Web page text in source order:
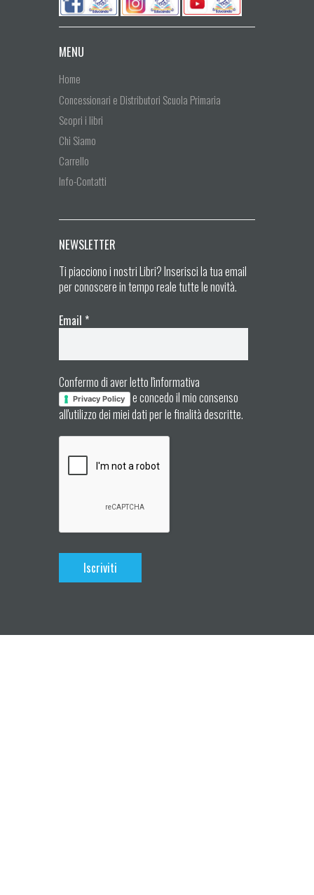
MENU
Home
Concessionari e Distributori Scuola Primaria
Scopri i libri
Chi Siamo
Carrello
Info-Contatti
NEWSLETTER
Ti piacciono i nostri Libri? Inserisci la tua email
per conoscere in tempo reale tutte le novità.
Email *
Confermo di aver letto l'informativa
Privacy Policy
e concedo il mio consenso
all'utilizzo dei miei dati per le finalità descritte.